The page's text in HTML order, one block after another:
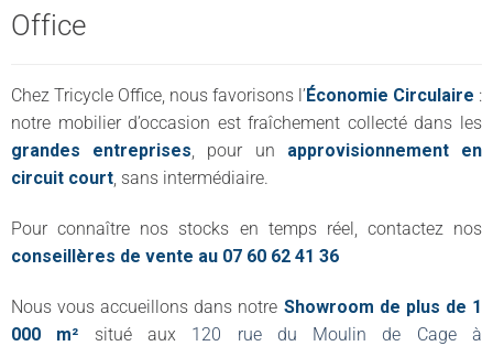
Office
Chez Tricycle Office, nous favorisons l’Économie Circulaire :
notre mobilier d’occasion est fraîchement collecté dans les
grandes entreprises, pour un approvisionnement en
circuit court, sans intermédiaire.
Pour connaître nos stocks en temps réel, contactez nos
conseillères de vente au 07 60 62 41 36
Nous vous accueillons dans notre Showroom de plus de 1
000 m² situé aux 120 rue du Moulin de Cage à